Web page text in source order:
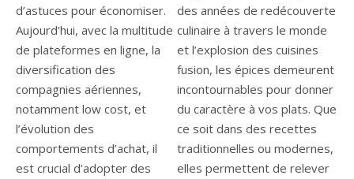
d’astuces pour économiser.
Aujourd’hui, avec la multitude
de plateformes en ligne, la
diversification des
compagnies aériennes,
notamment low cost, et
l’évolution des
comportements d’achat, il
est crucial d’adopter des
des années de redécouverte
culinaire à travers le monde
et l’explosion des cuisines
fusion, les épices demeurent
incontournables pour donner
du caractère à vos plats. Que
ce soit dans des recettes
traditionnelles ou modernes,
elles permettent de relever